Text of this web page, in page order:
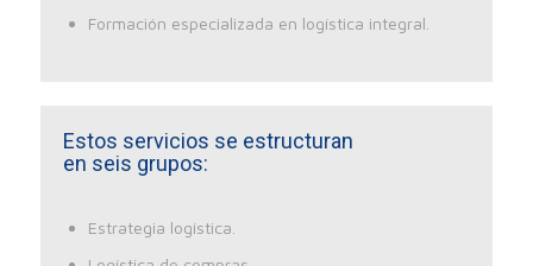
Formación especializada en logística integral.
Estos servicios se estructuran
en seis grupos:
Estrategia logística.